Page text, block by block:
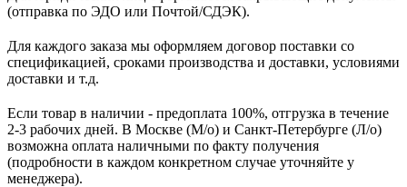
(отправка по ЭДО или Почтой/СДЭК).
Для каждого заказа мы оформляем договор поставки со
спецификацией, сроками производства и доставки, условиями
доставки и т.д.
Если товар в наличии - предоплата 100%, отгрузка в течение
2-3 рабочих дней. В Москве (М/о) и Санкт-Петербурге (Л/о)
возможна оплата наличными по факту получения
(подробности в каждом конкретном случае уточняйте у
менеджера).